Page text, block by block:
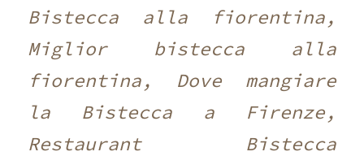
Bistecca alla fiorentina,
Miglior bistecca alla
fiorentina, Dove mangiare
la Bistecca a Firenze,
Restaurant Bistecca